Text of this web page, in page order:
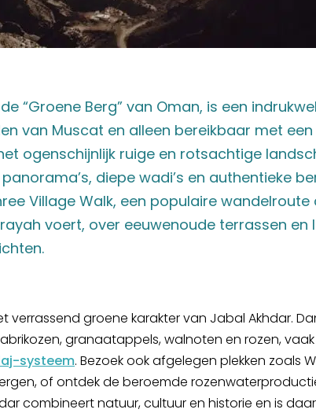
“Groene Berg” van Oman, is een
van Muscat en alleen bereikbaar met
ogenschijnlijk ruige en rotsachtige
diepe wadi’s en authentieke
Village Walk, een populaire
voert, over eeuwenoude terrassen
verrassend groene karakter van Jabal Akhdar.
granaatappels, walnoten en rozen,
systeem. Bezoek ook afgelegen plekken zoals
of ontdek de beroemde
combineert natuur, cultuur en historie en is